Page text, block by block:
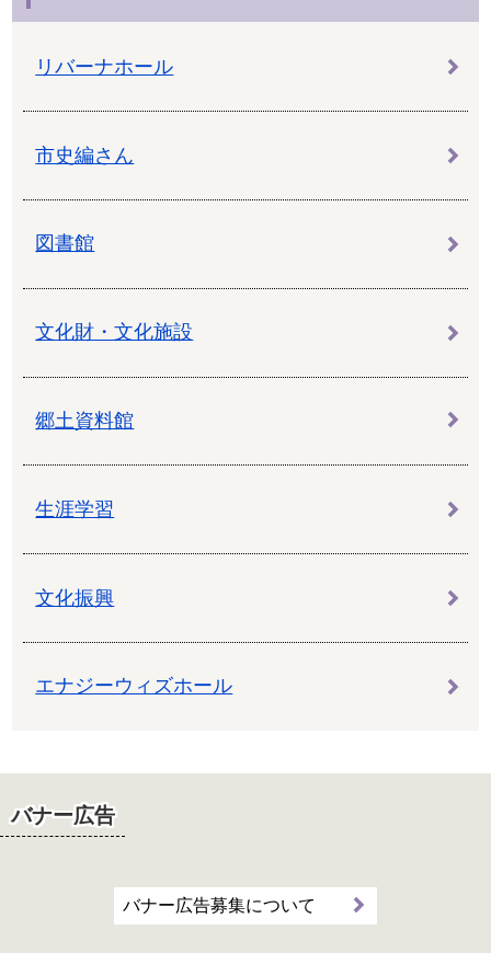
リバーナホール
市史編さん
図書館
文化財・文化施設
郷土資料館
生涯学習
文化振興
エナジーウィズホール
バナー広告
バナー広告募集について